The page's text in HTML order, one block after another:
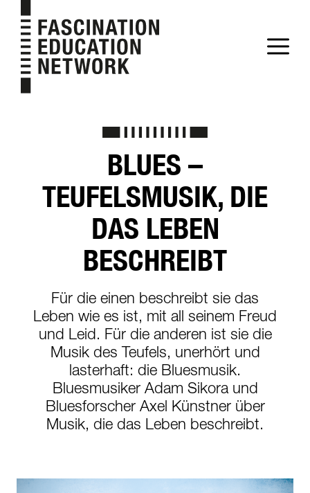
Inhalt
springen
BLUES –
TEUFELSMUSIK, DIE
DAS LEBEN
BESCHREIBT
Für die einen beschreibt sie das
Leben wie es ist, mit all seinem Freud
und Leid. Für die anderen ist sie die
Musik des Teufels, unerhört und
lasterhaft: die Bluesmusik.
Bluesmusiker Adam Sikora und
Bluesforscher Axel Künstner über
Musik, die das Leben beschreibt.